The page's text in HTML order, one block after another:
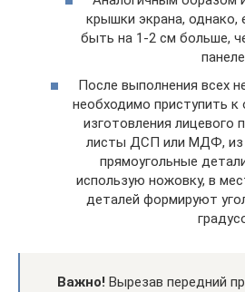
крышки экрана,
быть на 1-2 см больше,
После выполнения всех
необходимо приступить
изготовления лицевого
листы ДСП или МДФ, из
прямоугольные
использую ножовку, в
деталей формируют
Важно! Вырезав передний